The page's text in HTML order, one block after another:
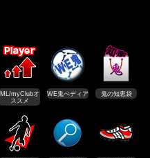
ML/myClubオ
ススメ
WE鬼ぺディア 鬼の知恵袋